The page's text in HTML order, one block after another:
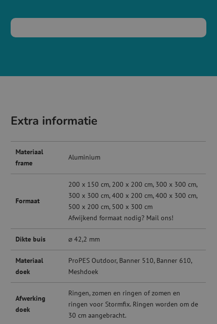
Extra informatie
Materiaal
frame
Aluminium
Formaat
200 x 150 cm, 200 x 200 cm, 300 x 300 cm,
300 x 300 cm, 400 x 200 cm, 400 x 300 cm,
500 x 200 cm, 500 x 300 cm
Afwijkend formaat nodig? Mail ons!
Dikte buis ⌀ 42,2 mm
Materiaal
doek
ProPES Outdoor, Banner 510, Banner 610,
Meshdoek
Afwerking
doek
Ringen, zomen en ringen of zomen en
ringen voor Stormfix. Ringen worden om de
30 cm aangebracht.